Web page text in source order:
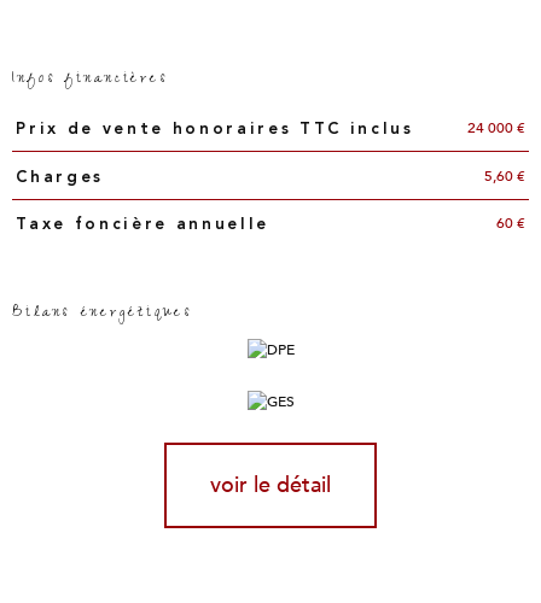
Infos financières
Caractéristiques Valeurs
Prix de vente honoraires TTC inclus 24 000 €
Charges 5,60 €
Taxe foncière annuelle 60 €
Bilans énergétiques
voir le détail